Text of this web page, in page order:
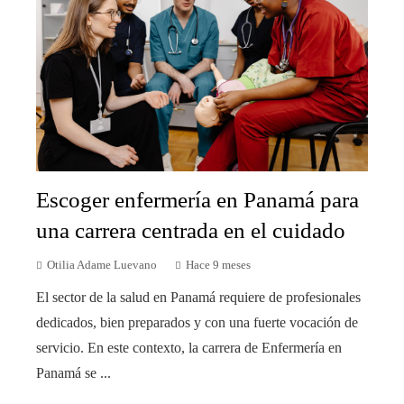
Escoger enfermería en Panamá para
una carrera centrada en el cuidado
Otilia Adame Luevano Hace 9 meses
El sector de la salud en Panamá requiere de profesionales
dedicados, bien preparados y con una fuerte vocación de
servicio. En este contexto, la carrera de Enfermería en
Panamá se ...